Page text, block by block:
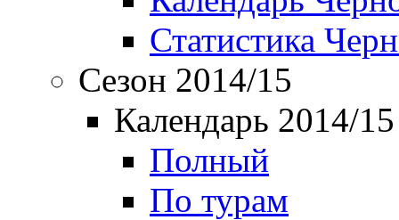
Статистика
Сезон 2014/15
Календарь 2014/15
Полный
По турам